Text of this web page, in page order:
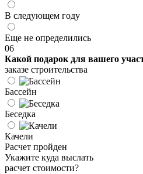
В следующем году
Еще не определились
06
Какой подарок для вашего
заказе строительства
Бассейн
Беседка
Качели
Расчет пройден
Укажите куда выслать
расчет стоимости?